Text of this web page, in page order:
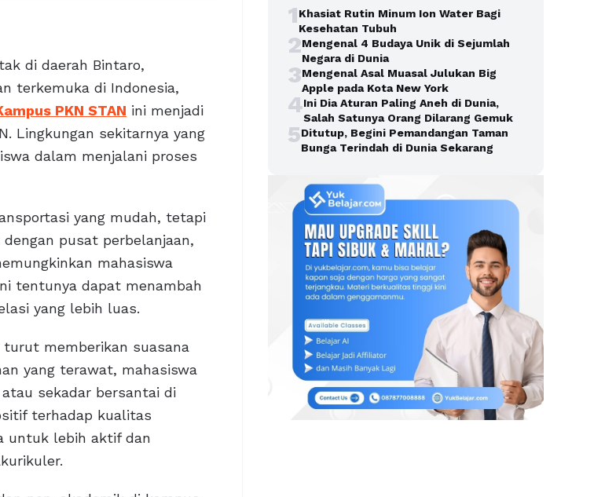
di daerah Bintaro,
terkemuka di Indonesia,
PKN STAN ini menjadi
Lingkungan sekitarnya yang
dalam menjalani proses
yang mudah, tetapi
pusat perbelanjaan,
mahasiswa
tentunya dapat menambah
yang lebih luas.
turut memberikan suasana
yang terawat, mahasiswa
sekadar bersantai di
terhadap kualitas
untuk lebih aktif dan
1Khasiat Rutin Minum Ion Water Bagi
Kesehatan Tubuh
2Mengenal 4 Budaya Unik di Sejumlah
Negara di Dunia
3Mengenal Asal Muasal Julukan Big
Apple pada Kota New York
4Ini Dia Aturan Paling Aneh di Dunia,
Salah Satunya Orang Dilarang Gemuk
5Ditutup, Begini Pemandangan Taman
Bunga Terindah di Dunia Sekarang